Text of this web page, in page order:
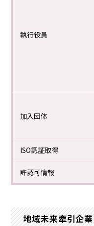
執行役員
加入団体
ISO認証取得
許認可情報
地域未来牽引企業